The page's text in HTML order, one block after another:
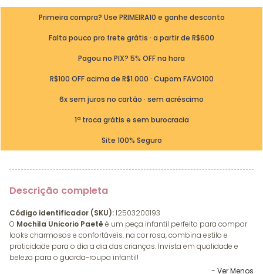
Primeira compra? Use PRIMEIRA10 e ganhe desconto
Falta pouco pro frete grátis · a partir de R$600
Pagou no PIX? 5% OFF na hora
R$100 OFF acima de R$1.000 · Cupom FAVO100
6x sem juros no cartão · sem acréscimo
1ª troca grátis e sem burocracia
Site 100% Seguro
Descrição completa
Código identificador (SKU): I2503200193
O Mochila Unicorio Paetê é um peça infantil perfeito para compor
looks charmosos e confortáveis. na cor rosa, combina estilo e
praticidade para o dia a dia das crianças. Invista em qualidade e
beleza para o guarda-roupa infantil!